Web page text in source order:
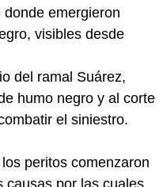
emergieron
visibles desde
del ramal Suárez,
humo negro y al corte
el siniestro.
peritos comenzaron
causas por las cuales